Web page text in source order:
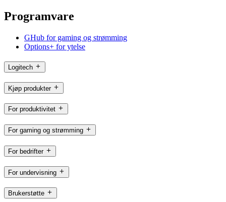
Programvare
GHub for gaming og strømming
Options+ for ytelse
Logitech
Kjøp produkter
For produktivitet
For gaming og strømming
For bedrifter
For undervisning
Brukerstøtte